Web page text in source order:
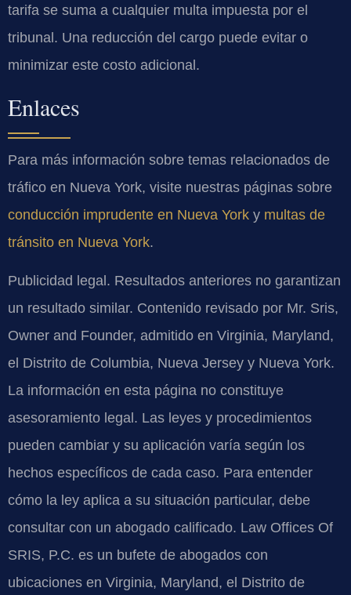
tarifa se suma a cualquier multa impuesta por el
tribunal. Una reducción del cargo puede evitar o
minimizar este costo adicional.
Enlaces
Para más información sobre temas relacionados de
tráfico en Nueva York, visite nuestras páginas sobre
conducción imprudente en Nueva York y multas de
tránsito en Nueva York.
Publicidad legal. Resultados anteriores no garantizan
un resultado similar. Contenido revisado por Mr. Sris,
Owner and Founder, admitido en Virginia, Maryland,
el Distrito de Columbia, Nueva Jersey y Nueva York.
La información en esta página no constituye
asesoramiento legal. Las leyes y procedimientos
pueden cambiar y su aplicación varía según los
hechos específicos de cada caso. Para entender
cómo la ley aplica a su situación particular, debe
consultar con un abogado calificado. Law Offices Of
SRIS, P.C. es un bufete de abogados con
ubicaciones en Virginia, Maryland, el Distrito de